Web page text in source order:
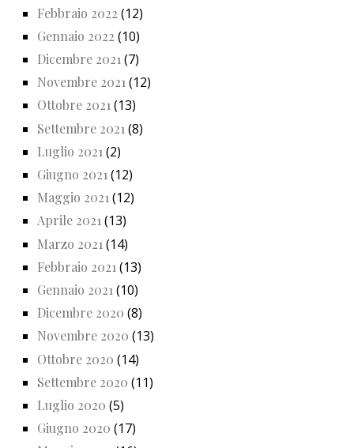
Febbraio 2022 (12)
Gennaio 2022 (10)
Dicembre 2021 (7)
Novembre 2021(12)
Ottobre 2021(13)
Settembre 2021 (8)
Luglio 2021 (2)
Giugno 2021 (12)
Maggio 2021(12)
Aprile 2021(13)
Marzo 2021 (14)
Febbraio 2021 (13)
Gennaio 2021 (10)
Dicembre 2020 (8)
Novembre 2020 (13)
Ottobre 2020 (14)
Settembre 2020 (11)
Luglio 2020 (5)
Giugno 2020 (17)